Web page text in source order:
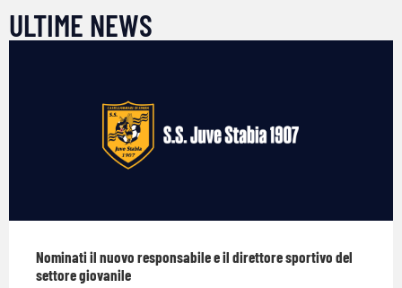
ULTIME NEWS
Nominati il nuovo responsabile e il direttore sportivo del
settore giovanile